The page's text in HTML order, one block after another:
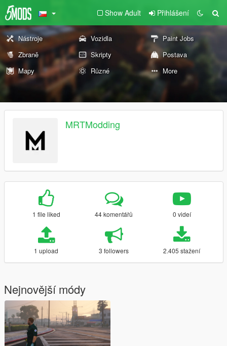
Show Adult Přihlášení
Nástroje Vozidla
Paint Jobs
Zbraně
Skripty
Postava
Mapy
Různé More
MRTModding
1 file liked 44 komentářů 0 videí
1 upload 3 followers 2.405 stažení
Nejnovější módy